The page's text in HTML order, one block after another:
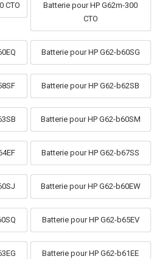
CTO
Batterie pour HP G62m-300
CTO
Batterie pour HP G62-b60SG
Batterie pour HP G62-b62SB
Batterie pour HP G62-b60SM
Batterie pour HP G62-b67SS
Batterie pour HP G62-b60EW
Batterie pour HP G62-b65EV
Batterie pour HP G62-b61EE